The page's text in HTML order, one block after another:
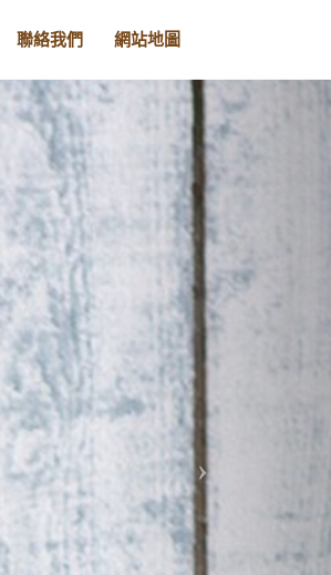
聯絡我們 網站地圖